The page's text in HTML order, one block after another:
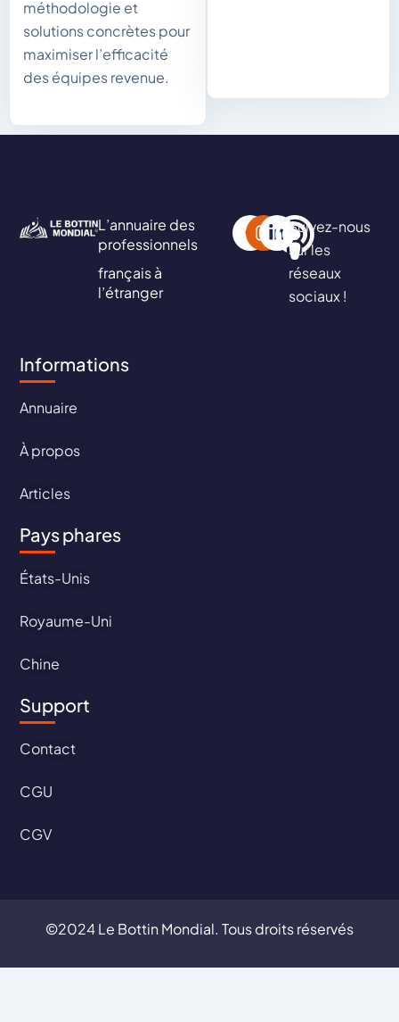
méthodologie et
solutions concrètes pour
maximiser l’efficacité
des équipes revenue.
L’annuaire des
professionnels
français à
l’étranger
Suivez-nous
sur les
réseaux
sociaux !
Informations
Annuaire
À propos
Articles
Pays phares
États-Unis
Royaume-Uni
Chine
Support
Contact
CGU
CGV
©2024 Le Bottin Mondial. Tous droits réservés